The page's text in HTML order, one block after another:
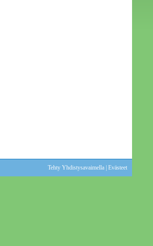
Tehty Yhdistysavaimella Evästeet